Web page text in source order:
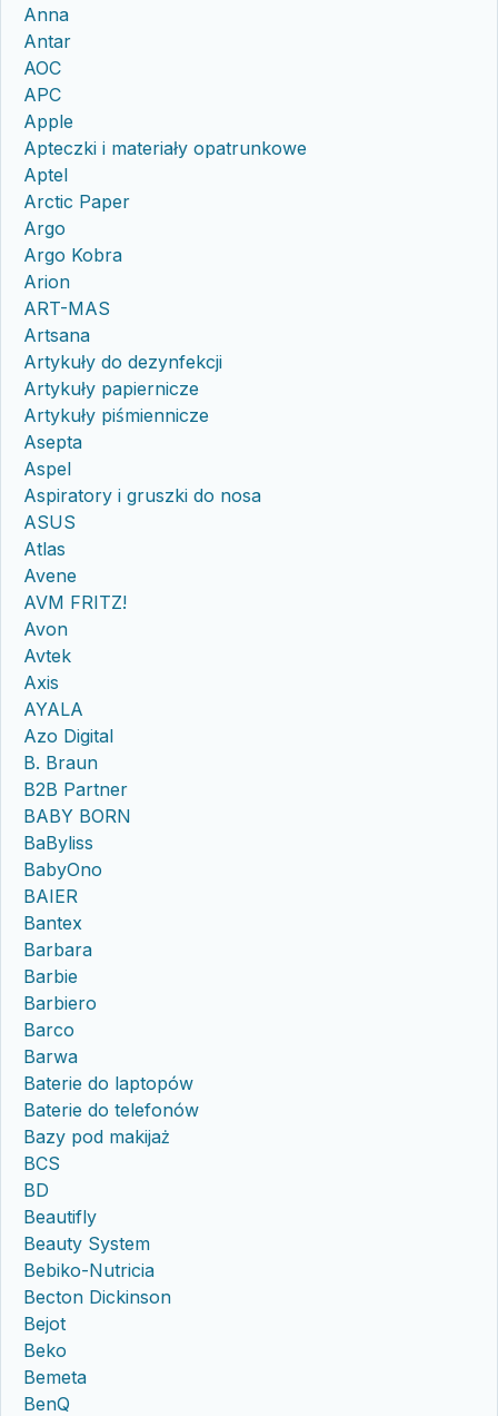
Anna
Antar
AOC
APC
Apple
Apteczki i materiały opatrunkowe
Aptel
Arctic Paper
Argo
Argo Kobra
Arion
ART-MAS
Artsana
Artykuły do dezynfekcji
Artykuły papiernicze
Artykuły piśmiennicze
Asepta
Aspel
Aspiratory i gruszki do nosa
ASUS
Atlas
Avene
AVM FRITZ!
Avon
Avtek
Axis
AYALA
Azo Digital
B. Braun
B2B Partner
BABY BORN
BaByliss
BabyOno
BAIER
Bantex
Barbara
Barbie
Barbiero
Barco
Barwa
Baterie do laptopów
Baterie do telefonów
Bazy pod makijaż
BCS
BD
Beautifly
Beauty System
Bebiko-Nutricia
Becton Dickinson
Bejot
Beko
Bemeta
BenQ